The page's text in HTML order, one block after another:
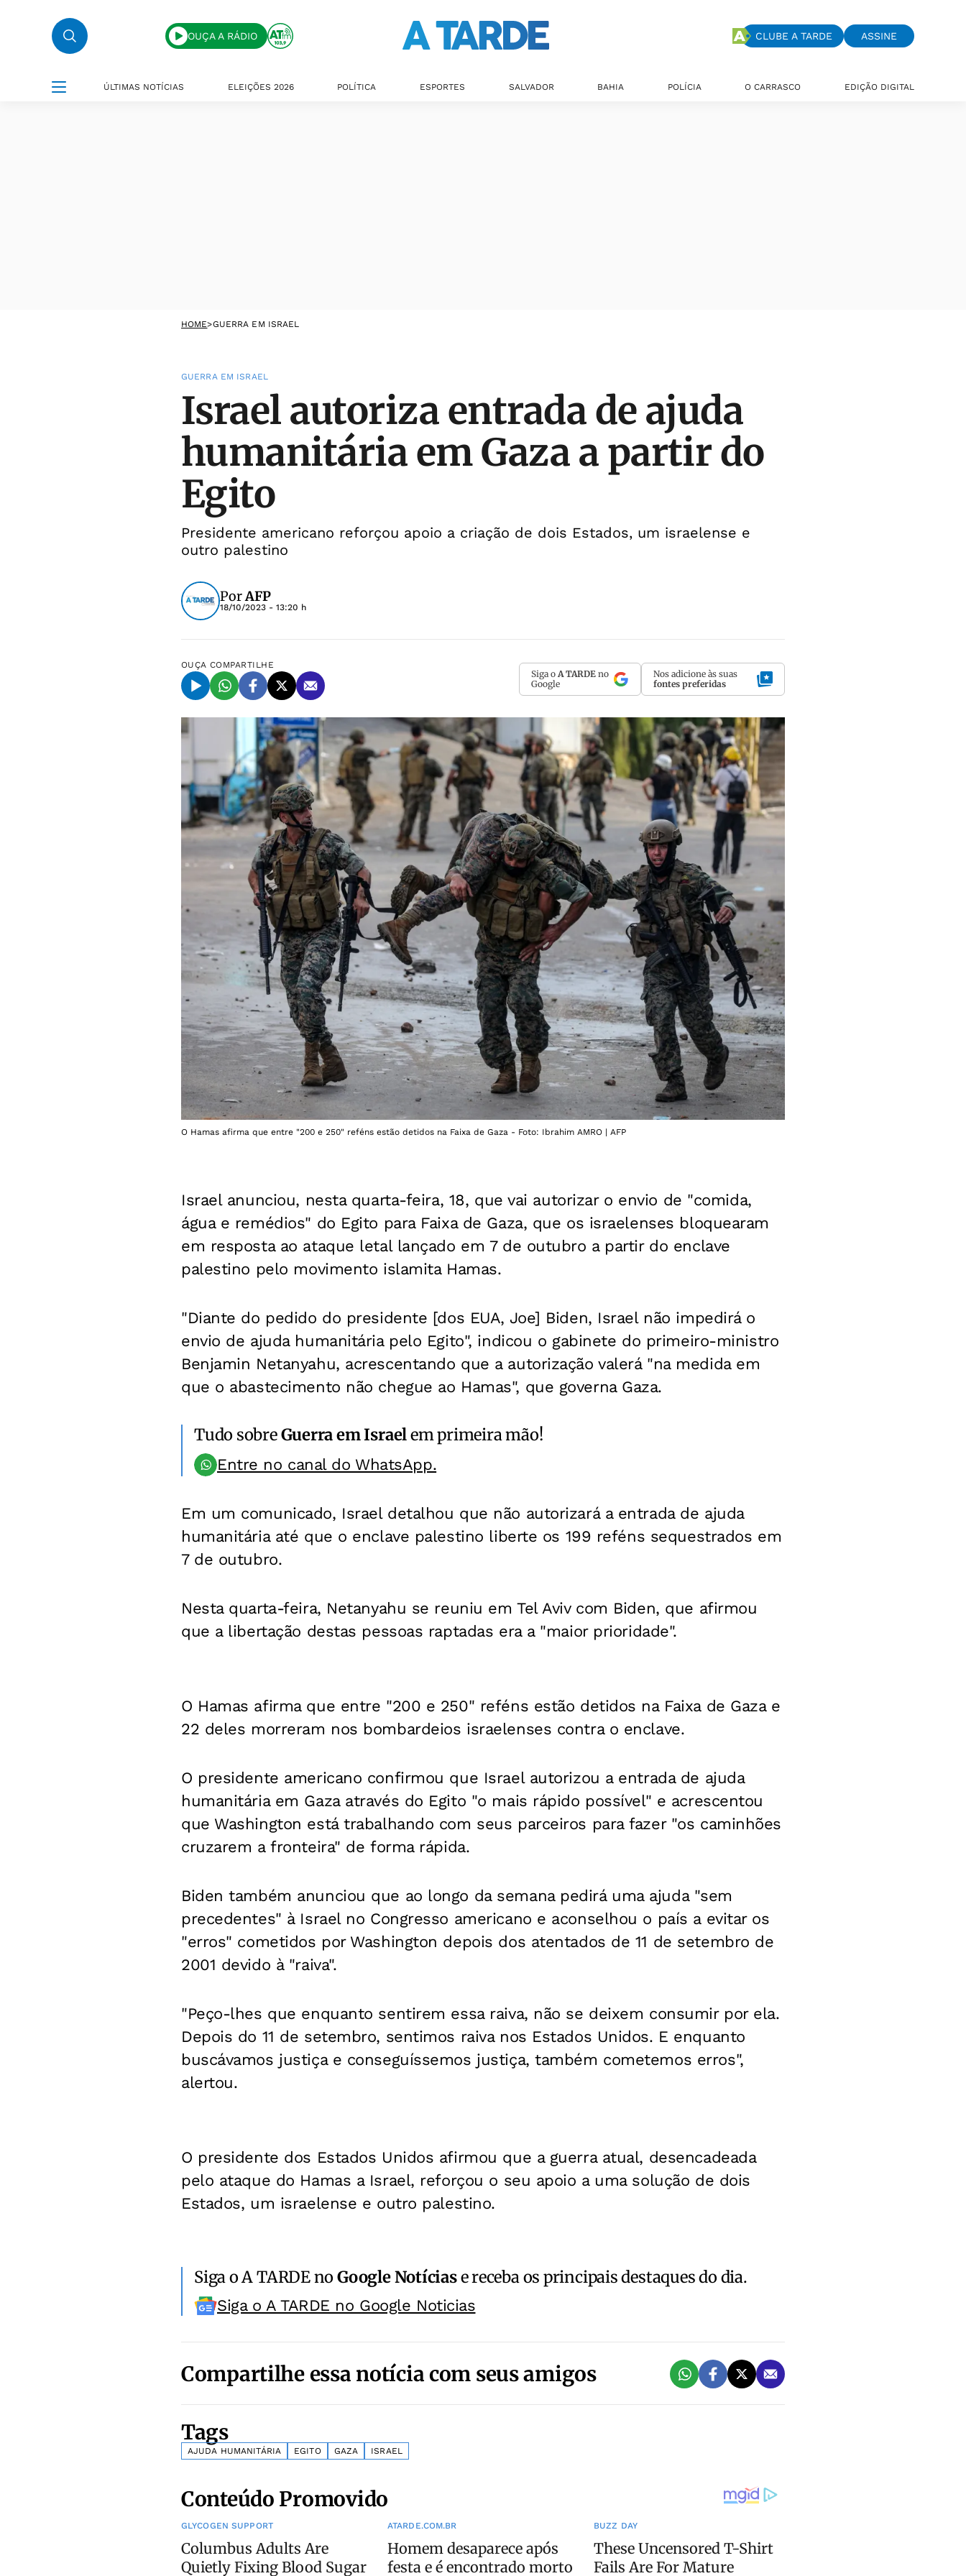
OUÇA A RÁDIO CLUBE A TARDE ASSINE
ÚLTIMAS NOTÍCIAS ELEIÇÕES 2026 POLÍTICA ESPORTES SALVADOR BAHIA POLÍCIA O CARRASCO EDIÇÃO DIGITAL
HOME>GUERRA EM ISRAEL
GUERRA EM ISRAEL
Israel autoriza entrada de ajuda
humanitária em Gaza a partir do
Egito
Presidente americano reforçou apoio a criação de dois Estados, um israelense e
outro palestino
PorAFP
18/10/2023 - 13:20 h
OUÇA COMPARTILHE
Siga o A TARDE no
Google
Nos adicione às suas
fontes preferidas
O Hamas afirma que entre "200 e 250" reféns estão detidos na Faixa de Gaza - Foto: Ibrahim AMRO | AFP
Israel anunciou, nesta quarta-feira, 18, que vai autorizar o envio de "comida,
água e remédios" do Egito para Faixa de Gaza, que os israelenses bloquearam
em resposta ao ataque letal lançado em 7 de outubro a partir do enclave
palestino pelo movimento islamita Hamas.
"Diante do pedido do presidente [dos EUA, Joe] Biden, Israel não impedirá o
envio de ajuda humanitária pelo Egito", indicou o gabinete do primeiro-ministro
Benjamin Netanyahu, acrescentando que a autorização valerá "na medida em
que o abastecimento não chegue ao Hamas", que governa Gaza.
Tudo sobreGuerra em Israelem primeira mão!
Entre no canal do WhatsApp.
Em um comunicado, Israel detalhou que não autorizará a entrada de ajuda
humanitária até que o enclave palestino liberte os 199 reféns sequestrados em
7 de outubro.
Nesta quarta-feira, Netanyahu se reuniu em Tel Aviv com Biden, que afirmou
que a libertação destas pessoas raptadas era a "maior prioridade".
O Hamas afirma que entre "200 e 250" reféns estão detidos na Faixa de Gaza e
22 deles morreram nos bombardeios israelenses contra o enclave.
O presidente americano confirmou que Israel autorizou a entrada de ajuda
humanitária em Gaza através do Egito "o mais rápido possível" e acrescentou
que Washington está trabalhando com seus parceiros para fazer "os caminhões
cruzarem a fronteira" de forma rápida.
Biden também anunciou que ao longo da semana pedirá uma ajuda "sem
precedentes" à Israel no Congresso americano e aconselhou o país a evitar os
"erros" cometidos por Washington depois dos atentados de 11 de setembro de
2001 devido à "raiva".
"Peço-lhes que enquanto sentirem essa raiva, não se deixem consumir por ela.
Depois do 11 de setembro, sentimos raiva nos Estados Unidos. E enquanto
buscávamos justiça e conseguíssemos justiça, também cometemos erros",
alertou.
O presidente dos Estados Unidos afirmou que a guerra atual, desencadeada
pelo ataque do Hamas a Israel, reforçou o seu apoio a uma solução de dois
Estados, um israelense e outro palestino.
Siga o A TARDE noGoogle Notíciase receba os principais destaques do dia.
Siga o A TARDE no Google Noticias
Compartilhe essa notícia com seus amigos
Tags
AJUDA HUMANITÁRIA EGITO GAZA ISRAEL